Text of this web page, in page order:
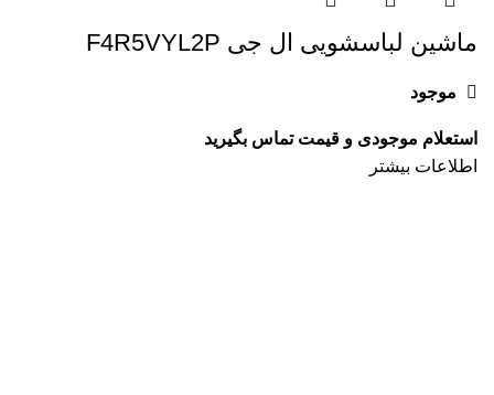
ماشین لباسشویی ال جی F4R5VYL2P
موجود
اطلاعات بیشتر